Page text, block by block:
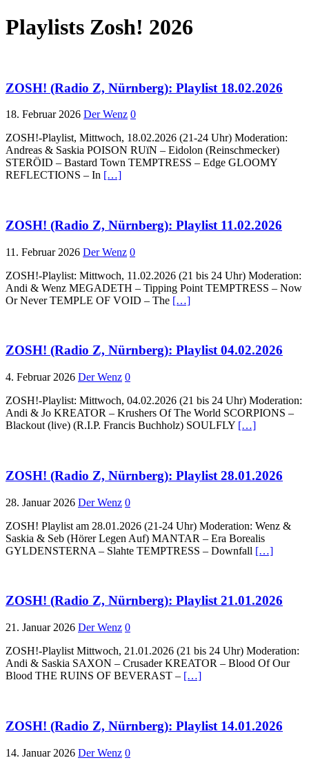
Playlists Zosh! 2026
ZOSH! (Radio Z, Nürnberg): Playlist 18.02.2026
18. Februar 2026 Der Wenz 0
ZOSH!-Playlist, Mittwoch, 18.02.2026 (21-24 Uhr) Moderation:
Andreas & Saskia POISON RUïN – Eidolon (Reinschmecker)
STERÖID – Bastard Town TEMPTRESS – Edge GLOOMY
REFLECTIONS – In […]
ZOSH! (Radio Z, Nürnberg): Playlist 11.02.2026
11. Februar 2026 Der Wenz 0
ZOSH!-Playlist: Mittwoch, 11.02.2026 (21 bis 24 Uhr) Moderation:
Andi & Wenz MEGADETH – Tipping Point TEMPTRESS – Now
Or Never TEMPLE OF VOID – The […]
ZOSH! (Radio Z, Nürnberg): Playlist 04.02.2026
4. Februar 2026 Der Wenz 0
ZOSH!-Playlist: Mittwoch, 04.02.2026 (21 bis 24 Uhr) Moderation:
Andi & Jo KREATOR – Krushers Of The World SCORPIONS –
Blackout (live) (R.I.P. Francis Buchholz) SOULFLY […]
ZOSH! (Radio Z, Nürnberg): Playlist 28.01.2026
28. Januar 2026 Der Wenz 0
ZOSH! Playlist am 28.01.2026 (21-24 Uhr) Moderation: Wenz &
Saskia & Seb (Hörer Legen Auf) MANTAR – Era Borealis
GYLDENSTERNA – Slahte TEMPTRESS – Downfall […]
ZOSH! (Radio Z, Nürnberg): Playlist 21.01.2026
21. Januar 2026 Der Wenz 0
ZOSH!-Playlist Mittwoch, 21.01.2026 (21 bis 24 Uhr) Moderation:
Andi & Saskia SAXON – Crusader KREATOR – Blood Of Our
Blood THE RUINS OF BEVERAST – […]
ZOSH! (Radio Z, Nürnberg): Playlist 14.01.2026
14. Januar 2026 Der Wenz 0